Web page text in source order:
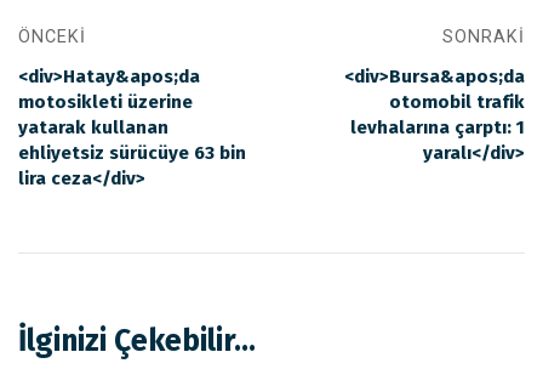
ÖNCEKI
<div>Hatay&apos;da
motosikleti üzerine
yatarak kullanan
ehliyetsiz sürücüye 63 bin
lira ceza</div>
SONRAKI
<div>Bursa&apos;da
otomobil trafik
levhalarına çarptı: 1
yaralı</div>
İlginizi Çekebilir...